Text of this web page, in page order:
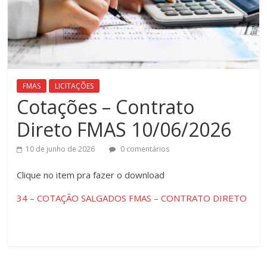
FMAS LICITAÇÕES
Cotações – Contrato
Direto FMAS 10/06/2026
10 de junho de 2026 0 comentários
Clique ​no item pra fazer o download
34 – COTAÇÃO SALGADOS FMAS – CONTRATO DIRETO